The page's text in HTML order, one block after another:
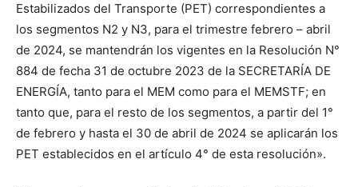
Estabilizados del Transporte (PET) correspondientes a
los segmentos N2 y N3, para el trimestre febrero – abril
de 2024, se mantendrán los vigentes en la Resolución N°
884 de fecha 31 de octubre 2023 de la SECRETARÍA DE
ENERGÍA, tanto para el MEM como para el MEMSTF; en
tanto que, para el resto de los segmentos, a partir del 1°
de febrero y hasta el 30 de abril de 2024 se aplicarán los
PET establecidos en el artículo 4° de esta resolución».